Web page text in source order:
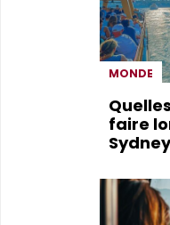
MONDE
faire